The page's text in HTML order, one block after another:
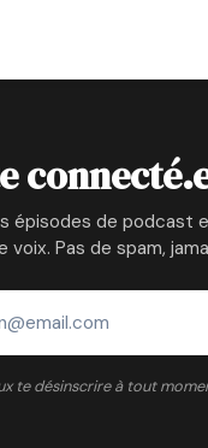
épisodes de podcast
Pas de spam,
te désinscrire à tout